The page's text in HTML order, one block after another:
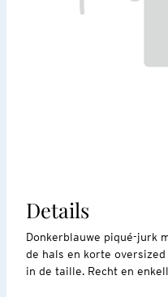
Details
Donkerblauwe piqué-jurk
de hals en korte
in de taille. Recht en